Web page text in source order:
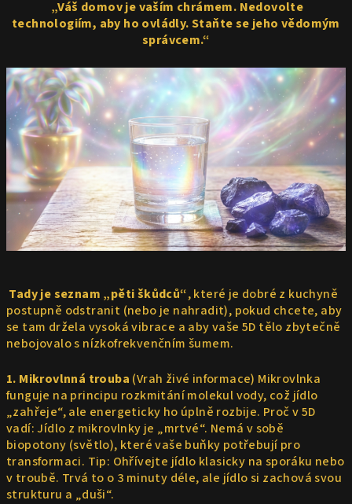
„Váš domov je vaším chrámem. Nedovolte
technologiím, aby ho ovládly. Staňte se jeho vědomým
správcem.“
Tady je seznam „pěti škůdců“, které je dobré z kuchyně
postupně odstranit (nebo je nahradit), pokud chcete, aby
se tam držela vysoká vibrace a aby vaše 5D tělo zbytečně
nebojovalo s nízkofrekvenčním šumem.
1. Mikrovlnná trouba (Vrah živé informace) Mikrovlnka
funguje na principu rozkmitání molekul vody, což jídlo
„zahřeje“, ale energeticky ho úplně rozbije. Proč v 5D
vadí: Jídlo z mikrovlnky je „mrtvé“. Nemá v sobě
biopotony (světlo), které vaše buňky potřebují pro
transformaci. Tip: Ohřívejte jídlo klasicky na sporáku nebo
v troubě. Trvá to o 3 minuty déle, ale jídlo si zachová svou
strukturu a „duši“.